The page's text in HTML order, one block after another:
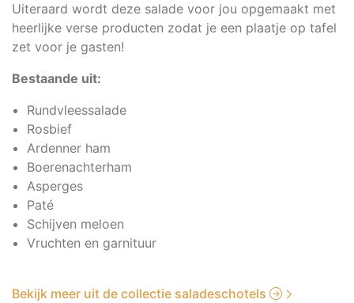
Uiteraard wordt deze salade voor jou opgemaakt met
heerlijke verse producten zodat je een plaatje op tafel
zet voor je gasten!
Bestaande uit:
Rundvleessalade
Rosbief
Ardenner ham
Boerenachterham
Asperges
Paté
Schijven meloen
Vruchten en garnituur
Bekijk meer uit de collectie saladeschotels